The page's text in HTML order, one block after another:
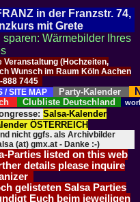
in der Franzstr. 74,
mit Grete
sparen: Wärmebilder Ihres
Veranstaltung (Hochzeiten,
Wunsch im Raum Köln Aachen
888 7445
/ SITE MAP
Party-Kalender
Clubliste Deutschland
Salsa-Kalender
ÖSTERREICH
nicht ggfs. als Archivbilder
(at) gmx.at - Danke :-)
Parties listed on this web
details please inquire
gelisteten Salsa Parties
Euch beim jeweiligen